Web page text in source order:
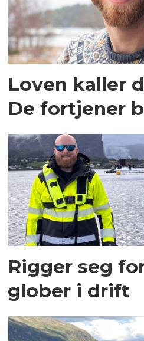
Loven kaller
De fortjener
Rigger seg
glober i drift